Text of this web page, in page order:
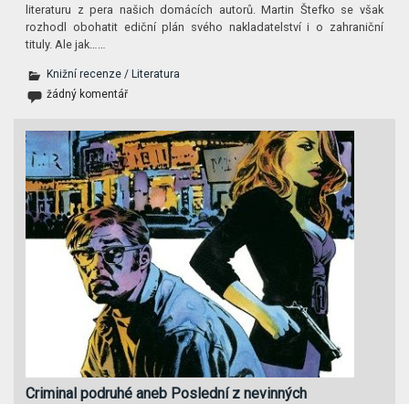
literaturu z pera našich domácích autorů. Martin Štefko se však
rozhodl obohatit ediční plán svého nakladatelství i o zahraniční
tituly. Ale jak……
Knižní recenze /Literatura
žádný komentář
Criminal podruhé aneb Poslední z nevinných